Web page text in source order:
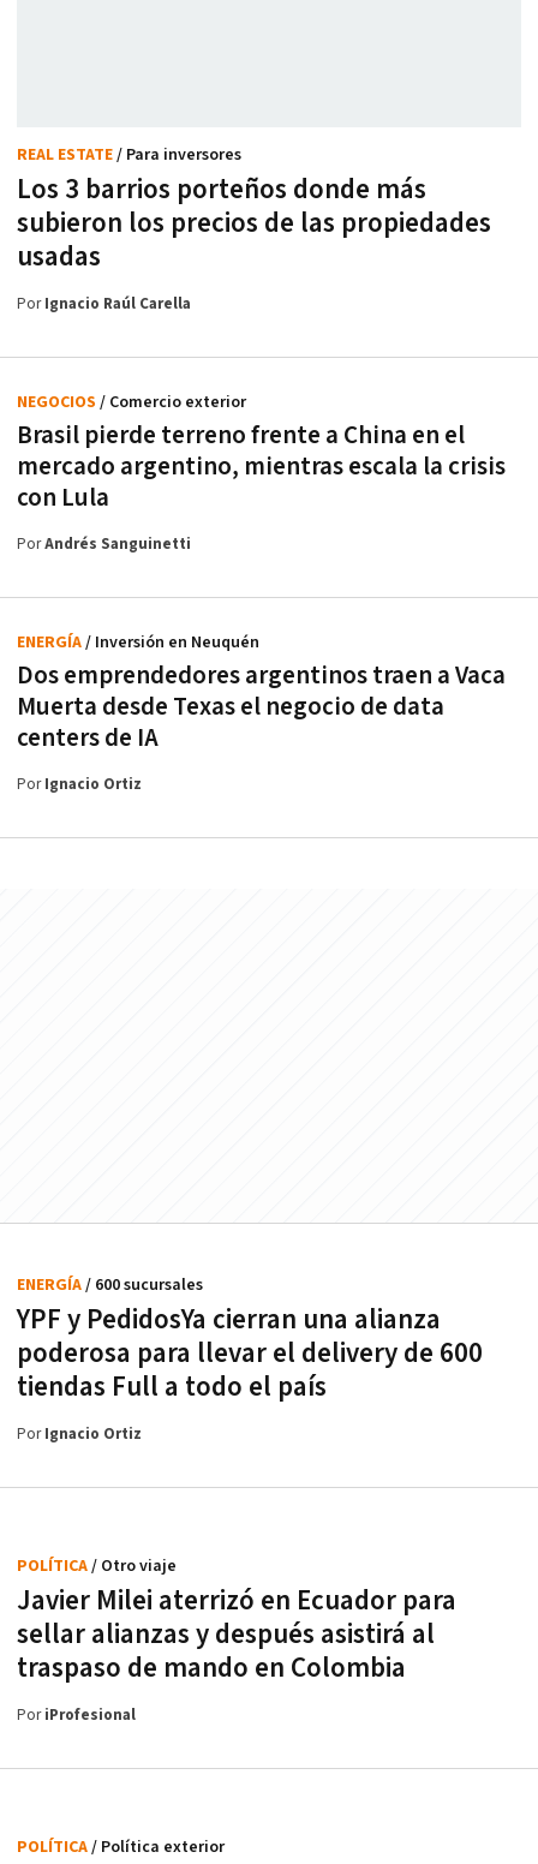
Los 3 barrios porteños donde más
subieron los precios de las propiedades
usadas
REAL ESTATE/ Para inversores
PorIgnacio Raúl Carella
Brasil pierde terreno frente a China en el
mercado argentino, mientras escala la crisis
con Lula
NEGOCIOS / Comercio exterior
PorAndrés Sanguinetti
Dos emprendedores argentinos traen a Vaca
Muerta desde Texas el negocio de data
centers de IA
ENERGÍA/ Inversión en Neuquén
PorIgnacio Ortiz
YPF y PedidosYa cierran una alianza
poderosa para llevar el delivery de 600
tiendas Full a todo el país
ENERGÍA/ 600 sucursales
PorIgnacio Ortiz
Javier Milei aterrizó en Ecuador para
sellar alianzas y después asistirá al
traspaso de mando en Colombia
POLÍTICA/ Otro viaje
PoriProfesional
POLÍTICA/ Política exterior